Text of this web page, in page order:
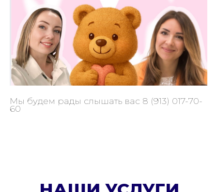
Мы будем рады слышать вас 8 (913) 017-70-
60
Наши няни позаботятся
НЯНЯ